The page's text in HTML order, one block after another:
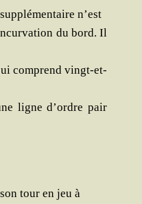
n’est
du bord. Il
com­prend vingt-et-
ligne d’ordre pair
tour en jeu à